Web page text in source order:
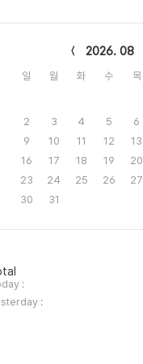
2026. 08
일 월 화 수 목
2
3 4 5 6
9
10 11 12 13
16
17 18 19 20
23
24 25 26 27
30
31
:
: